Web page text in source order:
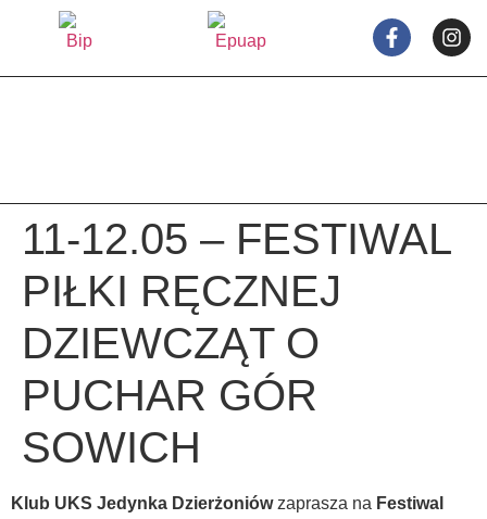
11-12.05 – FESTIWAL
PIŁKI RĘCZNEJ
DZIEWCZĄT O
PUCHAR GÓR
SOWICH
Klub UKS Jedynka Dzierżoniówzaprasza na Festiwal